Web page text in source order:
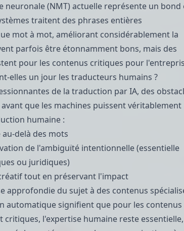
neuronale (NMT) actuelle représente un bond
traitent des phrases entières
mot à mot, améliorant considérablement la
parfois être étonnamment bons, mais des
pour les contenus critiques pour
elles un jour les traducteurs humains ?
de la traduction par IA, des
que les machines puissent véritablement
humaine :
delà des mots
de l'ambiguïté intentionnelle (essentielle
ou juridiques)
tout en préservant l'impact
approfondie du sujet à des contenus
automatique signifient que pour les contenus
l'expertise humaine reste